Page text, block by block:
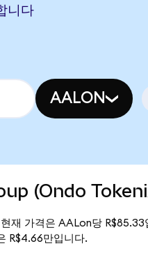
니다
AALON
(Ondo
재 가격은 AALon당
R$4.66만입니다.